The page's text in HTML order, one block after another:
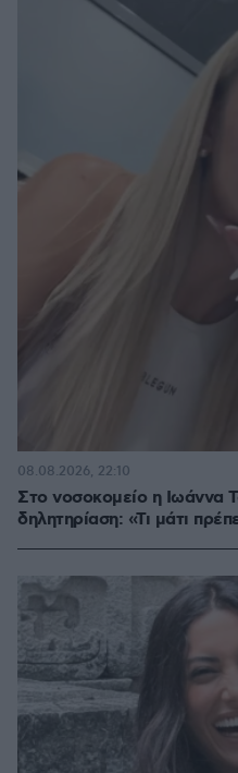
Στο νοσοκομείο η Ιωάννα
δηλητηρίαση: «Τι μάτι
08.08.2026, 22:10